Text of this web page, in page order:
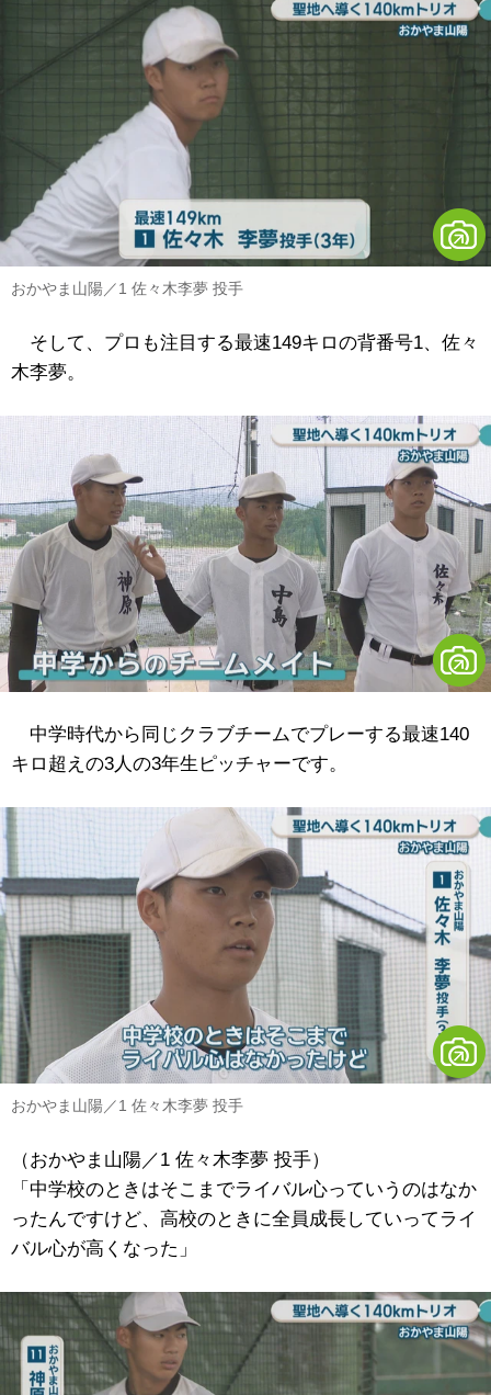
おかやま山陽／1 佐々木李夢 投手
そして、プロも注目する最速149キロの背番号1、佐々
木李夢。
中学時代から同じクラブチームでプレーする最速140
キロ超えの3人の3年生ピッチャーです。
おかやま山陽／1 佐々木李夢 投手
（おかやま山陽／1 佐々木李夢 投手）
「中学校のときはそこまでライバル心っていうのはなか
ったんですけど、高校のときに全員成長していってライ
バル心が高くなった」